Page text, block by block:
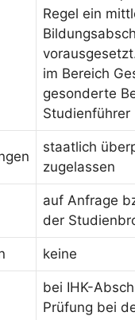
Regel ein
im Bereich
gesonderte
Studienführer
staatlich
zugelassen
auf Anfrage
der
keine
bei IHK-
Prüfung bei